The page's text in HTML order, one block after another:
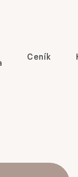
Ceník